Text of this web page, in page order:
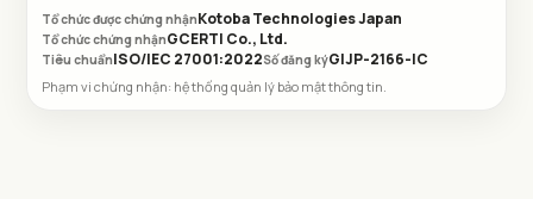
Tổ chức được chứng nhậnKotoba Technologies Japan
Tổ chức chứng nhậnGCERTI Co., Ltd.
Tiêu chuẩnISO/IEC 27001:2022Số đăng kýGIJP-2166-IC
Phạm vi chứng nhận: hệ thống quản lý bảo mật thông tin.